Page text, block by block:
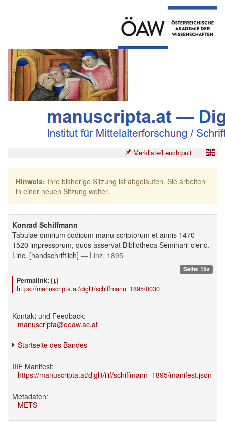
Merkliste/Leuchtpult
Hinweis: Ihre bisherige Sitzung ist abgelaufen. Sie arbeiten
in einer neuen Sitzung weiter.
Konrad Schiffmann
Tabulae omnium codicum manu scriptorum et annis 1470-
1520 impressorum, quos asservat Bibliotheca Seminarii cleric.
Linc. [handschriftlich] — Linz, 1895
Seite: 15v
Permalink:
https://manuscripta.at/diglit/schiffmann_1895/0030
Kontakt und Feedback:
manuscripta@oeaw.ac.at
Startseite des Bandes
IIIF Manifest:
https://manuscripta.at/diglit/iiif/schiffmann_1895/manifest.json
Metadaten:
METS